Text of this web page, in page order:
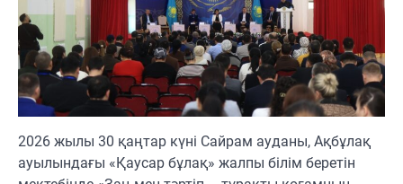
2026 жылы 30 қаңтар күні Сайрам ауданы, Ақбұлақ
ауылындағы «Қаусар бұлақ» жалпы білім беретін